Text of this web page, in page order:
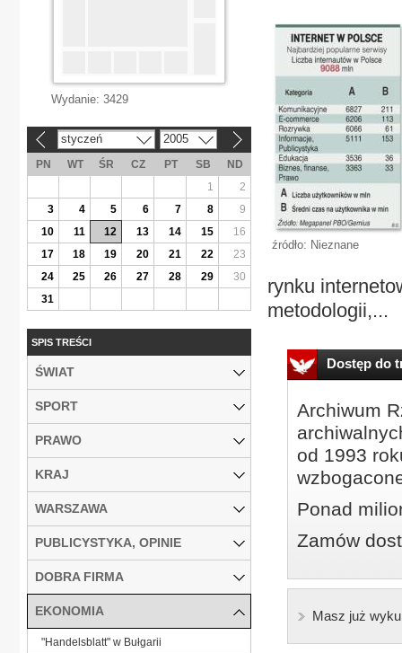
źródło: Nieznane
rynku
metodologii,...
Dostęp do
Archiwum
od 1993
Ponad
Zamów
Masz już
Wydanie: 3429
styczeń 2005
PN WT ŚR CZ PT SB
ND
1
2
3
4 5 6 7 8
9
10
11 12 13 14 15
16
17
18 19 20 21 22
23
24
25 26 27 28 29
30
31
SPIS TREŚCI
ŚWIAT
SPORT
PRAWO
KRAJ
WARSZAWA
PUBLICYSTYKA, OPINIE
DOBRA FIRMA
EKONOMIA
"Handelsblatt" w Bułgarii